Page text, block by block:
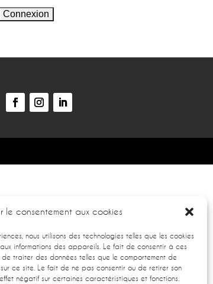
le consentement aux cookies
nous utilisons des technologies telles que les cookies
informations des appareils. Le fait de consentir à ces
traiter des données telles que le comportement de
ce site. Le fait de ne pas consentir ou de retirer son
négatif sur certaines caractéristiques et fonctions.